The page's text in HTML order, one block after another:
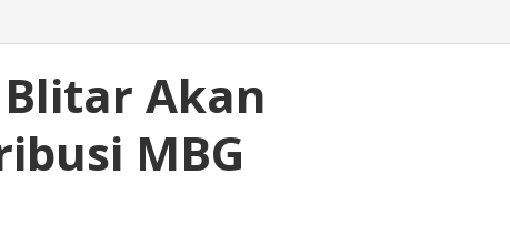
Blitar Akan
MBG